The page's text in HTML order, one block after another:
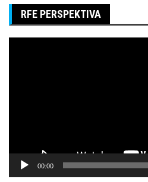
RFE PERSPEKTIVA
00:00